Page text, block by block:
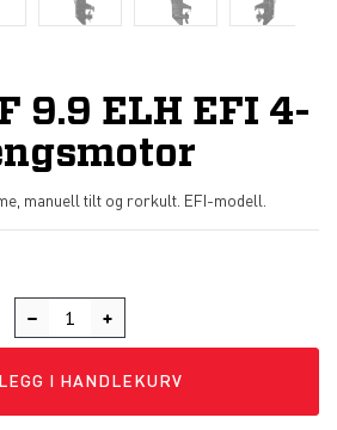
9.9 ELH EFI 4-
manuell tilt og rorkult. EFI-modell.
LEGG I HANDLEKURV